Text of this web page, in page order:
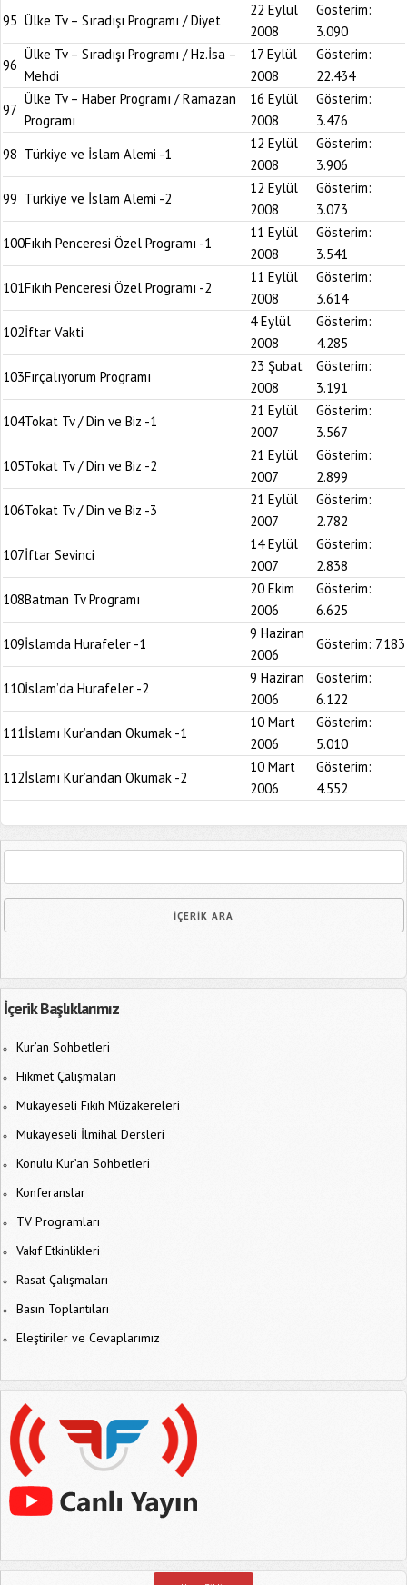
95 Ülke Tv – Sıradışı Programı / Diyet
22 Eylül
2008
Gösterim:
3.090
96
Ülke Tv – Sıradışı Programı / Hz.İsa –
Mehdi
17 Eylül
2008
Gösterim:
22.434
97
Ülke Tv – Haber Programı / Ramazan
Programı
16 Eylül
2008
Gösterim:
3.476
98 Türkiye ve İslam Alemi -1
12 Eylül
2008
Gösterim:
3.906
99 Türkiye ve İslam Alemi -2
12 Eylül
2008
Gösterim:
3.073
100Fıkıh Penceresi Özel Programı -1
11 Eylül
2008
Gösterim:
3.541
101Fıkıh Penceresi Özel Programı -2
11 Eylül
2008
Gösterim:
3.614
102İftar Vakti
4 Eylül
2008
Gösterim:
4.285
103Fırçalıyorum Programı
23 Şubat
2008
Gösterim:
3.191
104Tokat Tv / Din ve Biz -1
21 Eylül
2007
Gösterim:
3.567
105Tokat Tv / Din ve Biz -2
21 Eylül
2007
Gösterim:
2.899
106Tokat Tv / Din ve Biz -3
21 Eylül
2007
Gösterim:
2.782
107İftar Sevinci
14 Eylül
2007
Gösterim:
2.838
108Batman Tv Programı
20 Ekim
2006
Gösterim:
6.625
109İslamda Hurafeler -1
9 Haziran
2006
Gösterim: 7.183
110İslam’da Hurafeler -2
9 Haziran
2006
Gösterim:
6.122
111İslamı Kur’andan Okumak -1
10 Mart
2006
Gösterim:
5.010
112İslamı Kur’andan Okumak -2
10 Mart
2006
Gösterim:
4.552
İçerik Başlıklarımız
Kur’an Sohbetleri
Hikmet Çalışmaları
Mukayeseli Fıkıh Müzakereleri
Mukayeseli İlmihal Dersleri
Konulu Kur’an Sohbetleri
Konferanslar
TV Programları
Vakıf Etkinlikleri
Rasat Çalışmaları
Basın Toplantıları
Eleştiriler ve Cevaplarımız